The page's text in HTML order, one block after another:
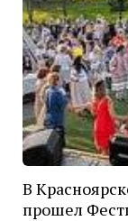
В
прошел